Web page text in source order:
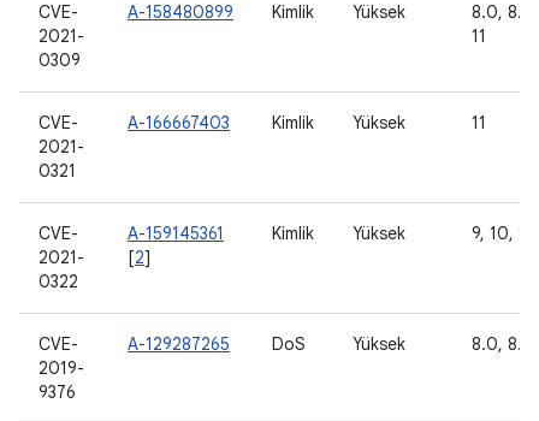
CVE-
2021-
0309
A-158480899 Kimlik Yüksek
8.0, 8.1,
11
CVE-
2021-
0321
A-166667403 Kimlik Yüksek 11
CVE-
2021-
0322
A-159145361
[2]
Kimlik Yüksek 9, 10, 11
CVE-
2019-
9376
A-129287265 DoS Yüksek 8.0, 8.1,